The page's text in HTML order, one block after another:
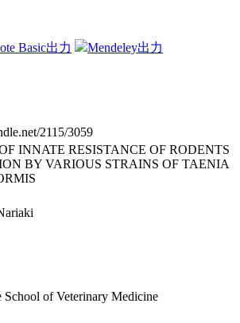
Basic出力 Mendeley出力
2115/3059
INNATE RESISTANCE OF RODENTS
BY VARIOUS STRAINS OF TAENIA
School of Veterinary Medicine